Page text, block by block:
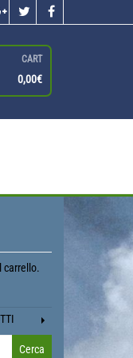
CART
0,00€
carrello.
Cerca